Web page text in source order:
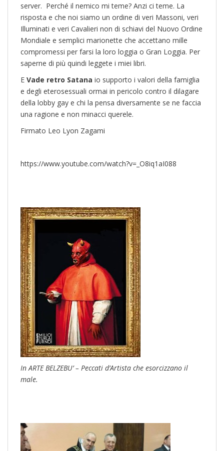
server. Perché il nemico mi teme? Anzi ci teme. La
risposta e che noi siamo un ordine di veri Massoni, veri
Illuminati e veri Cavalieri non di schiavi del Nuovo Ordine
Mondiale e semplici marionette che accettano mille
compromessi per farsi la loro loggia o Gran Loggia. Per
saperne di più quindi leggete i miei libri.
E Vade retro Satana io supporto i valori della famiglia
e degli eterosessuali ormai in pericolo contro il dilagare
della lobby gay e chi la pensa diversamente se ne faccia
una ragione e non minacci querele.
Firmato Leo Lyon Zagami
https://www.youtube.com/watch?v=_O8iq1aI088
In ARTE BELZEBU’ – Peccati d’Artista che esorcizzano il
male.